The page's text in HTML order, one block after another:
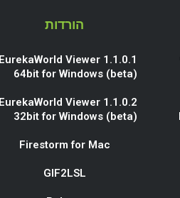
הורדות
EurekaWorld Viewer 1.1.0.1
64bit for Windows (beta)
EurekaWorld Viewer 1.1.0.2
32bit for Windows (beta)
Firestorm for Mac
GIF2LSL